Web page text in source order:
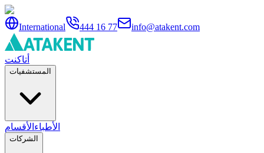
International 444 16 77 info@atakent.com
أتاكنت
المستشفيات
الأطباء الأقسام
الشركات